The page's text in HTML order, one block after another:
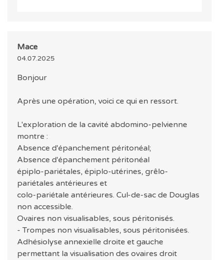
Mace
04.07.2025
Bonjour
Après une opération, voici ce qui en ressort.
L'exploration de la cavité abdomino-pelvienne
montre :
Absence d'épanchement péritonéal;
Absence d'épanchement péritonéal
épiplo-pariétales, épiplo-utérines, grêlo-
pariétales antérieures et
colo-pariétale antérieures. Cul-de-sac de Douglas
non accessible.
Ovaires non visualisables, sous péritonisés.
- Trompes non visualisables, sous péritonisées.
Adhésiolyse annexielle droite et gauche
permettant la visualisation des ovaires droit